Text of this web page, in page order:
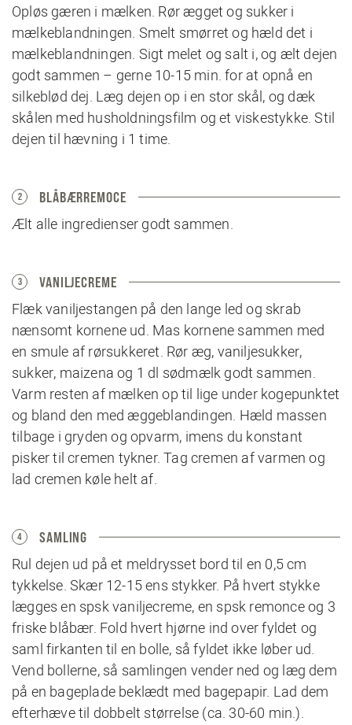
Opløs gæren i mælken. Rør ægget og sukker i
mælkeblandningen. Smelt smørret og hæld det i
mælkeblandningen. Sigt melet og salt i, og ælt dejen
godt sammen – gerne 10-15 min. for at opnå en
silkeblød dej. Læg dejen op i en stor skål, og dæk
skålen med husholdningsfilm og et viskestykke. Stil
dejen til hævning i 1 time.
2 BLÅBÆRREMOCE
Ælt alle ingredienser godt sammen.
3 VANILJECREME
Flæk vaniljestangen på den lange led og skrab
nænsomt kornene ud. Mas kornene sammen med
en smule af rørsukkeret. Rør æg, vaniljesukker,
sukker, maizena og 1 dl sødmælk godt sammen.
Varm resten af mælken op til lige under kogepunktet
og bland den med æggeblandingen. Hæld massen
tilbage i gryden og opvarm, imens du konstant
pisker til cremen tykner. Tag cremen af varmen og
lad cremen køle helt af.
4 SAMLING
Rul dejen ud på et meldrysset bord til en 0,5 cm
tykkelse. Skær 12-15 ens stykker. På hvert stykke
lægges en spsk vaniljecreme, en spsk remonce og 3
friske blåbær. Fold hvert hjørne ind over fyldet og
saml firkanten til en bolle, så fyldet ikke løber ud.
Vend bollerne, så samlingen vender ned og læg dem
på en bageplade beklædt med bagepapir. Lad dem
efterhæve til dobbelt størrelse (ca. 30-60 min.).